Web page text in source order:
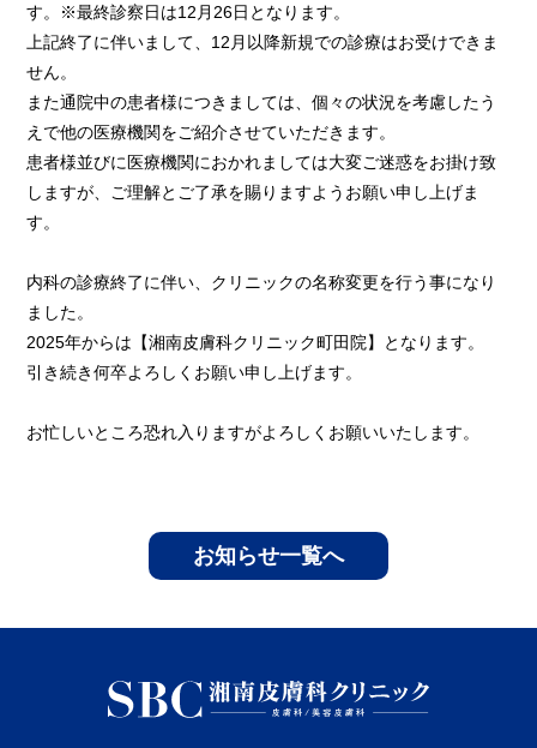
す。※最終診察日は12月26日となります。
上記終了に伴いまして、12月以降新規での診療はお受けできま
せん。
また通院中の患者様につきましては、個々の状況を考慮したう
えで他の医療機関をご紹介させていただきます。
患者様並びに医療機関におかれましては大変ご迷惑をお掛け致
しますが、ご理解とご了承を賜りますようお願い申し上げま
す。
内科の診療終了に伴い、クリニックの名称変更を行う事になり
ました。
2025年からは【湘南皮膚科クリニック町田院】となります。
引き続き何卒よろしくお願い申し上げます。
お忙しいところ恐れ入りますがよろしくお願いいたします。
お知らせ一覧へ